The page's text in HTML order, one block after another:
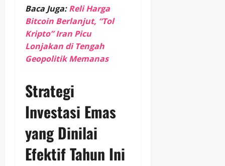
Baca Juga:Reli Harga
Bitcoin Berlanjut, “Tol
Kripto” Iran Picu
Lonjakan di Tengah
Geopolitik Memanas
Strategi
Investasi Emas
yang Dinilai
Efektif Tahun Ini